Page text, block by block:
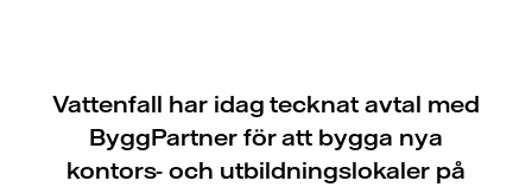
Vattenfall har idag tecknat avtal med
ByggPartner för att bygga nya
kontors- och utbildningslokaler på